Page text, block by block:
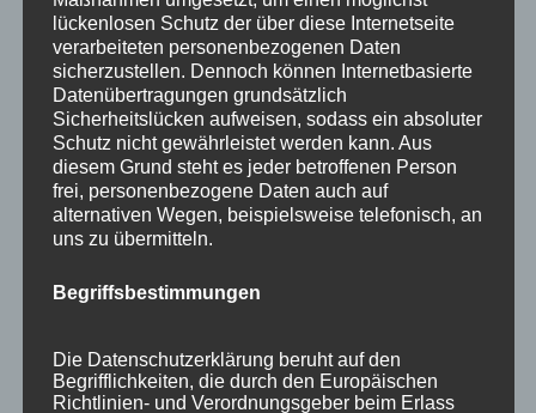
Wir sind Mitglied bei
lückenlosen Schutz der über diese Internetseite
verarbeiteten personenbezogenen Daten
sicherzustellen. Dennoch können Internetbasierte
Datenübertragungen grundsätzlich
Sicherheitslücken aufweisen, sodass ein absoluter
Schutz nicht gewährleistet werden kann. Aus
diesem Grund steht es jeder betroffenen Person
frei, personenbezogene Daten auch auf
alternativen Wegen, beispielsweise telefonisch, an
uns zu übermitteln.
Begriffsbestimmungen
Die Datenschutzerklärung beruht auf den
Begrifflichkeiten, die durch den Europäischen
Richtlinien- und Verordnungsgeber beim Erlass